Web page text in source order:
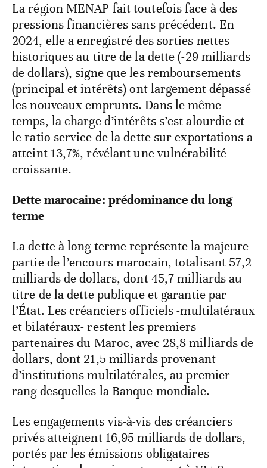
La région MENAP fait toutefois face à des
pressions financières sans précédent. En
2024, elle a enregistré des sorties nettes
historiques au titre de la dette (-29 milliards
de dollars), signe que les remboursements
(principal et intérêts) ont largement dépassé
les nouveaux emprunts. Dans le même
temps, la charge d’intérêts s’est alourdie et
le ratio service de la dette sur exportations a
atteint 13,7%, révélant une vulnérabilité
croissante.
Dette marocaine: prédominance du long
terme
La dette à long terme représente la majeure
partie de l’encours marocain, totalisant 57,2
milliards de dollars, dont 45,7 milliards au
titre de la dette publique et garantie par
l’État. Les créanciers officiels -multilatéraux
et bilatéraux- restent les premiers
partenaires du Maroc, avec 28,8 milliards de
dollars, dont 21,5 milliards provenant
d’institutions multilatérales, au premier
rang desquelles la Banque mondiale.
Les engagements vis-à-vis des créanciers
privés atteignent 16,95 milliards de dollars,
portés par les émissions obligataires